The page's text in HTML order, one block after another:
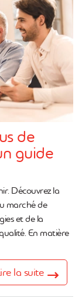
de
guide
Découvrez la
marché de
et de la
En matière
la suite